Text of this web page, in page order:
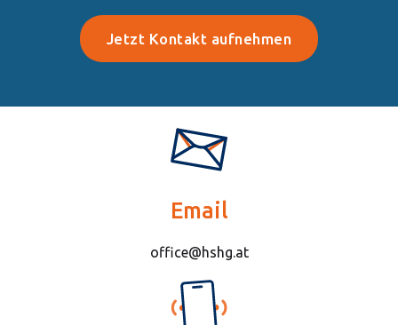
Jetzt Kontakt aufnehmen
Email
office@hshg.at